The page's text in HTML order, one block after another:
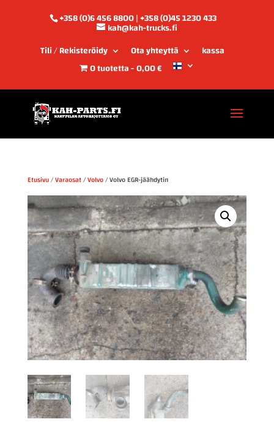
+358 (0)6 456 8800 | +358 (0)45 1230 433
kah@kah-trucks.fi
Tili / Rekisteröidy
Ota yhteyttä
kassa
0 tuotetta 0,00 €
Etusivu/Varaosat/Volvo/ Volvo EGR-jäähdytin